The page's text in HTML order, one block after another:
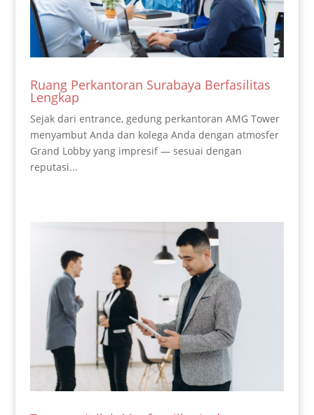
Ruang Perkantoran Surabaya Berfasilitas
Lengkap
Sejak dari entrance, gedung perkantoran AMG Tower
menyambut Anda dan kolega Anda dengan atmosfer
Grand Lobby yang impresif — sesuai dengan
reputasi...